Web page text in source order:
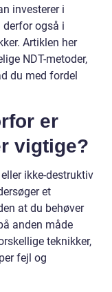
investerer i
derfor også i
Artiklen her
NDT-metoder,
du med fordel
er
vigtige?
ikke-destruktiv
et
at du behøver
anden måde
teknikker,
fejl og